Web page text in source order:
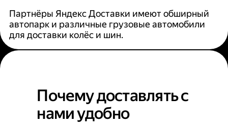
Партнёры Яндекс Доставки имеют обширный
автопарк и различные грузовые автомобили
для доставки колёс и шин.
Почему доставлять с
нами удобно